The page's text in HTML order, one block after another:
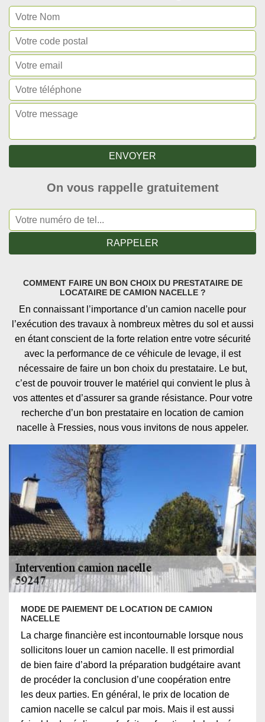
On vous rappelle gratuitement
COMMENT FAIRE UN BON CHOIX DU PRESTATAIRE DE
LOCATAIRE DE CAMION NACELLE ?
En connaissant l’importance d’un camion nacelle pour
l’exécution des travaux à nombreux mètres du sol et aussi
en étant conscient de la forte relation entre votre sécurité
avec la performance de ce véhicule de levage, il est
nécessaire de faire un bon choix du prestataire. Le but,
c’est de pouvoir trouver le matériel qui convient le plus à
vos attentes et d’assurer sa grande résistance. Pour votre
recherche d’un bon prestataire en location de camion
nacelle à Fressies, nous vous invitons de nous appeler.
MODE DE PAIEMENT DE LOCATION DE CAMION
NACELLE
La charge financière est incontournable lorsque nous
sollicitons louer un camion nacelle. Il est primordial
de bien faire d’abord la préparation budgétaire avant
de procéder la conclusion d’une coopération entre
les deux parties. En général, le prix de location de
camion nacelle se calcul par mois. Mais il est aussi